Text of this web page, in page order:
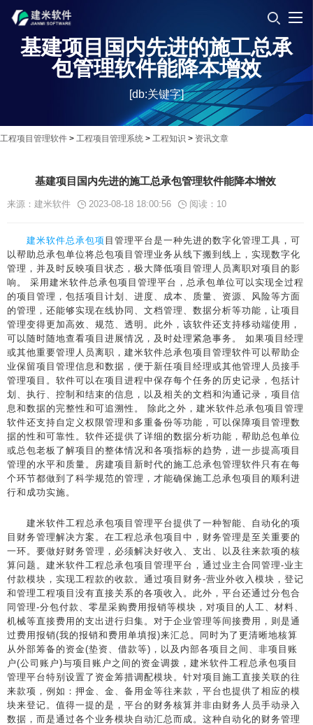
基建项目国内先进的施工总承
包管理软件能降本增效
[db:关键字]
工程项目管理软件 > 工程项目管理系统 > 工程知识 > 资讯文章
基建项目国内先进的施工总承包管理软件能降本增效
来源：建米软件 2023-08-18 18:00:56 阅读： 10
建米软件总承包项 目管理平台是一种先进的数字化管理工具，可
以帮助总承包单位将总包项目管理业务从线下搬到线上，实现数字化
管理，并及时反映项目状态，极大降低项目管理人员离职对项目的影
响。 采用建米软件总承包项目管理平台，总承包单位可以实现全过程
的项目管理，包括项目计划、进度、成本、质量、资源、风险等方面
的管理，还能够实现在线协同、文档管理、数据分析等功能，让项目
管理变得更加高效、规范、透明。此外，该软件还支持移动端使用，
可以随时随地查看项目进展情况，及时处理紧急事务。 如果项目经理
或其他重要管理人员离职，建米软件总承包项目管理软件可以帮助企
业保留项目管理信息和数据，便于新任项目经理或其他管理人员接手
管理项目。软件可以在项目进程中保存每个任务的历史记录，包括计
划、执行、控制和结束的信息，以及相关的文档和沟通记录，项目信
息和数据的完整性和可追溯性。 除此之外，建米软件总承包项目管理
软件还支持自定义权限管理和多重备份等功能，可以保障项目管理数
据的性和可靠性。软件还提供了详细的数据分析功能，帮助总包单位
或总包老板了解项目的整体情况和各项指标的趋势，进一步提高项目
管理的水平和质量。房建项目新时代的施工总承包管理软件只有在每
个环节都做到了科学规范的管理，才能确保施工总承包项目的顺利进
行和成功实施。
建米软件工程总承包项目管理平台提供了一种智能、自动化的项
目财务管理解决方案。在工程总承包项目中，财务管理是至关重要的
一环。要做好财务管理，必须解决好收入、支出、以及往来款项的核
算问题。建米软件工程总承包项目管理平台，通过业主合同管理-业主
付款模块，实现工程款的收款。通过项目财务-营业外收入模块，登记
和管理工程项目没有直接关系的各项收入。此外，平台还通过分包合
同管理-分包付款、零星采购费用报销等模块，对项目的人工、材料、
机械等直接费用的支出进行归集。对于企业管理等间接费用，则是通
过费用报销(我的报销和费用单填报)来汇总。同时为了更清晰地核算
从外部筹备的资金(垫资、借款等)，以及内部各项目之间、非项目账
户(公司账户)与项目账户之间的资金调拨，建米软件工程总承包项目
管理平台特别设置了资金筹措调配模块。针对项目施工直接关联的往
来款项，例如：押金、金、备用金等往来款，平台也提供了相应的模
块来登记。值得一提的是，平台的财务核算并非由财务人员手动录入
数据，而是通过各个业务模块自动汇总而成。这种自动化的财务管理